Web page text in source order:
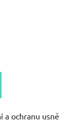
a ochranu usně